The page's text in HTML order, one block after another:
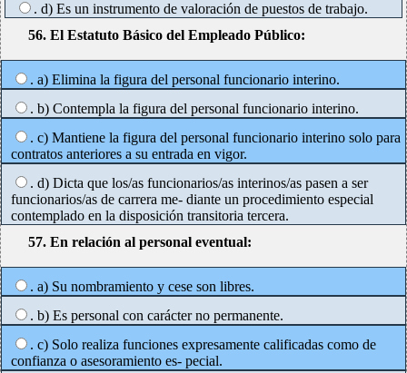
. d) Es un instrumento de valoración de puestos de trabajo.
56. El Estatuto Básico del Empleado Público:
. a) Elimina la figura del personal funcionario interino.
. b) Contempla la figura del personal funcionario interino.
. c) Mantiene la figura del personal funcionario interino solo para
contratos anteriores a su entrada en vigor.
. d) Dicta que los/as funcionarios/as interinos/as pasen a ser
funcionarios/as de carrera me- diante un procedimiento especial
contemplado en la disposición transitoria tercera.
57. En relación al personal eventual:
. a) Su nombramiento y cese son libres.
. b) Es personal con carácter no permanente.
. c) Solo realiza funciones expresamente calificadas como de
confianza o asesoramiento es- pecial.